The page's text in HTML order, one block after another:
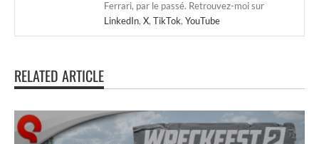
Ferrari, par le passé. Retrouvez-moi sur
LinkedIn, X, TikTok, YouTube
RELATED ARTICLE